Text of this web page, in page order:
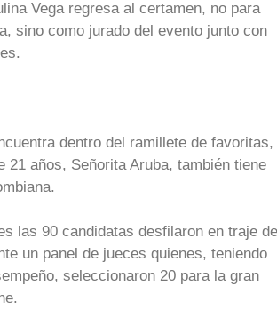
Vega regresa al certamen, no para
sino como jurado del evento junto con
dentro del ramillete de favoritas,
21 años, Señorita Aruba, también tiene
las 90 candidatas desfilaron en traje de
un panel de jueces quienes, teniendo
seleccionaron 20 para la gran